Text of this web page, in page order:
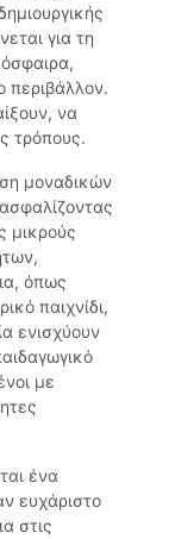
για τη
περιβάλλον.
να
τρόπους.
μοναδικών
μικρούς
όπως
παιχνίδι,
ενισχύουν
με
ένα
ευχάριστο
στις